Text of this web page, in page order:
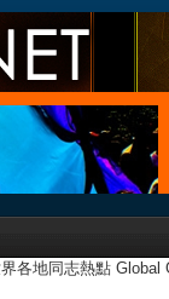
各地同志熱點